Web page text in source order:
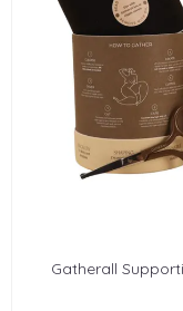
Gatherall